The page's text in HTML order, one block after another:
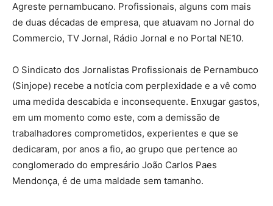
Agreste pernambucano. Profissionais, alguns com mais
de duas décadas de empresa, que atuavam no Jornal do
Commercio, TV Jornal, Rádio Jornal e no Portal NE10.
O Sindicato dos Jornalistas Profissionais de Pernambuco
(Sinjope) recebe a notícia com perplexidade e a vê como
uma medida descabida e inconsequente. Enxugar gastos,
em um momento como este, com a demissão de
trabalhadores comprometidos, experientes e que se
dedicaram, por anos a fio, ao grupo que pertence ao
conglomerado do empresário João Carlos Paes
Mendonça, é de uma maldade sem tamanho.